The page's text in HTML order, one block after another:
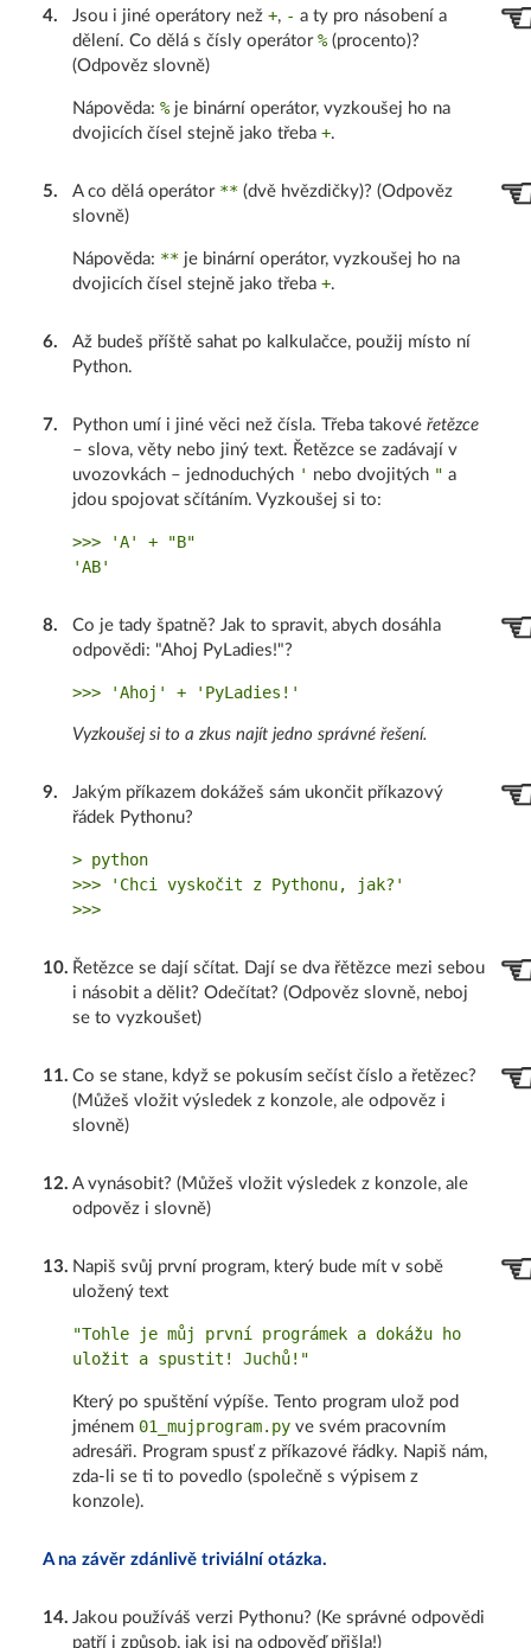
4. Jsou i jiné operátory než+, - a ty pro násobení a
dělení. Co dělá s čísly operátor%(procento)?
(Odpověz slovně)
Nápověda:%je binární operátor, vyzkoušej ho na
dvojicích čísel stejně jako třeba+.
5. A co dělá operátor ** (dvě hvězdičky)? (Odpověz
slovně)
Nápověda: ** je binární operátor, vyzkoušej ho na
dvojicích čísel stejně jako třeba+.
6.
Až budeš příště sahat po kalkulačce, použij místo ní
Python.
7. Python umí i jiné věci než čísla. Třeba takovéřetězce
– slova, věty nebo jiný text. Řetězce se zadávají v
uvozovkách – jednoduchých ' nebo dvojitých " a
jdou spojovat sčítáním. Vyzkoušej si to:
>>> 'A' + "B"
8.
Co je tady špatně? Jak to spravit, abych dosáhla
odpovědi: "Ahoj PyLadies!"?
Vyzkoušej si to a zkus najít jedno správné řešení.
9.
Jakým příkazem dokážeš sám ukončit příkazový
řádek Pythonu?
> python
>>> 'Chci vyskočit z Pythonu, jak?'
10. Řetězce se dají sčítat. Dají se dva řětězce mezi sebou
i násobit a dělit? Odečítat? (Odpověz slovně, neboj
se to vyzkoušet)
11. Co se stane, když se pokusím sečíst číslo a řetězec?
(Můžeš vložit výsledek z konzole, ale odpověz i
slovně)
12. A vynásobit? (Můžeš vložit výsledek z konzole, ale
odpověz i slovně)
13. Napiš svůj první program, který bude mít v sobě
uložený text
"Tohle je můj první prográmek a dokážu ho
uložit a spustit! Juchů!"
Který po spuštění výpíše. Tento program ulož pod
jménem 01_mujprogram.py ve svém pracovním
adresáři. Program spusť z příkazové řádky. Napiš nám,
zda-li se ti to povedlo (společně s výpisem z
konzole).
A na závěr zdánlivě triviální otázka.
14. Jakou používáš verzi Pythonu? (Ke správné odpovědi
patří i způsob, jak jsi na odpověď přišla!)